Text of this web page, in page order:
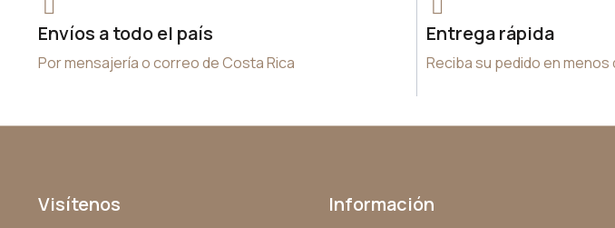
Envíos a todo el país
Por mensajería o correo de Costa Rica
Entrega rápida
Reciba su pedido en menos
Visítenos Información